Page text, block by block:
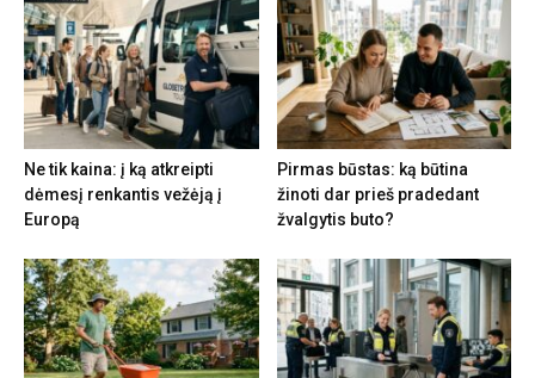
Ne tik kaina: į ką atkreipti
dėmesį renkantis vežėją į
Europą
Pirmas būstas: ką būtina
žinoti dar prieš pradedant
žvalgytis buto?